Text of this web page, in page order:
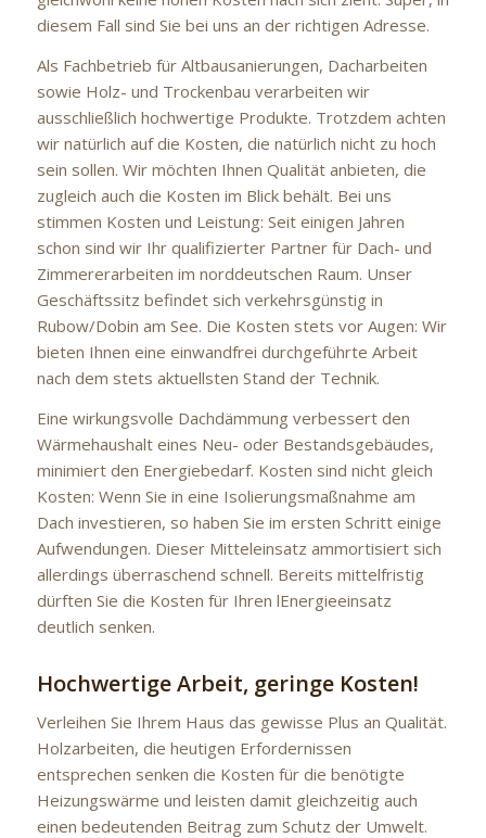
diesem Fall sind Sie bei uns an der richtigen Adresse.
Als Fachbetrieb für Altbausanierungen, Dacharbeiten
sowie Holz- und Trockenbau verarbeiten wir
ausschließlich hochwertige Produkte. Trotzdem achten
wir natürlich auf die Kosten, die natürlich nicht zu hoch
sein sollen. Wir möchten Ihnen Qualität anbieten, die
zugleich auch die Kosten im Blick behält. Bei uns
stimmen Kosten und Leistung: Seit einigen Jahren
schon sind wir Ihr qualifizierter Partner für Dach- und
Zimmererarbeiten im norddeutschen Raum. Unser
Geschäftssitz befindet sich verkehrsgünstig in
Rubow/Dobin am See. Die Kosten stets vor Augen: Wir
bieten Ihnen eine einwandfrei durchgeführte Arbeit
nach dem stets aktuellsten Stand der Technik.
Eine wirkungsvolle Dachdämmung verbessert den
Wärmehaushalt eines Neu- oder Bestandsgebäudes,
minimiert den Energiebedarf. Kosten sind nicht gleich
Kosten: Wenn Sie in eine Isolierungsmaßnahme am
Dach investieren, so haben Sie im ersten Schritt einige
Aufwendungen. Dieser Mitteleinsatz ammortisiert sich
allerdings überraschend schnell. Bereits mittelfristig
dürften Sie die Kosten für Ihren lEnergieeinsatz
deutlich senken.
Hochwertige Arbeit, geringe Kosten!
Verleihen Sie Ihrem Haus das gewisse Plus an Qualität.
Holzarbeiten, die heutigen Erfordernissen
entsprechen senken die Kosten für die benötigte
Heizungswärme und leisten damit gleichzeitig auch
einen bedeutenden Beitrag zum Schutz der Umwelt.